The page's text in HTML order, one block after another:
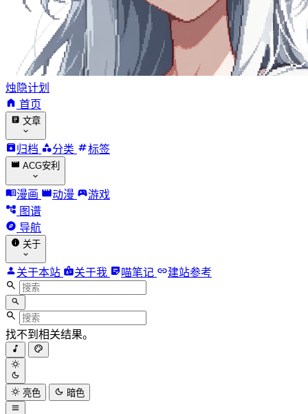
烛隐计划
首页
文章
归档 分类 标签
ACG安利
漫画 动漫
游戏
图谱
导航
关于
关于本站 关于我 喵笔记 建站参考
找不到相关结果。
亮色 暗色